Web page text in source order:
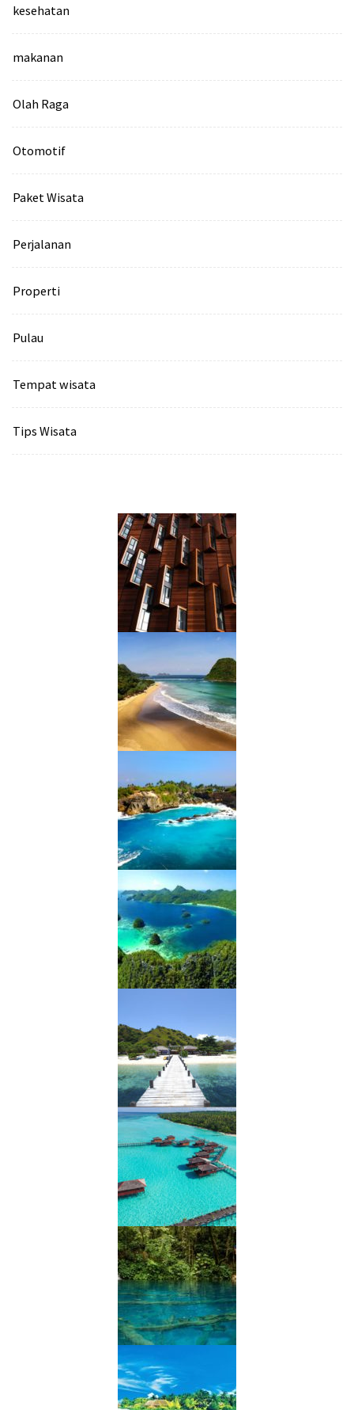
kesehatan
makanan
Olah Raga
Otomotif
Paket Wisata
Perjalanan
Properti
Pulau
Tempat wisata‎
Tips Wisata